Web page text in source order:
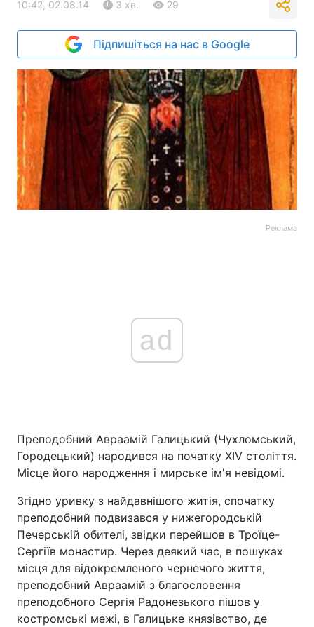
10:42, 02.08.14 3 хв. 29
Підпишіться на нас в Google
Реклама
ad
Преподобний Авраамій Галицький (Чухломський,
Городецький) народився на початку ХIV століття.
Місце його народження і мирське ім'я невідомі.
Згідно уривку з найдавнішого житія, спочатку
преподобний подвизався у нижегородській
Печерській обителі, звідки перейшов в Троїце-
Сергіїв монастир. Через деякий час, в пошуках
місця для відокремленого чернечого життя,
преподобний Авраамій з благословення
преподобного Сергія Радонезького пішов у
костромські межі, в Галицьке князівство, де